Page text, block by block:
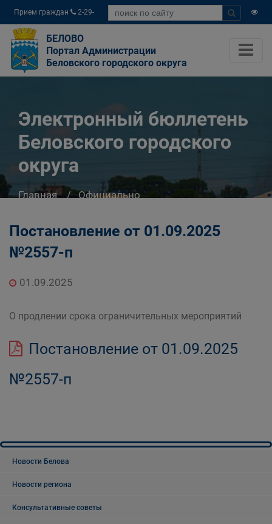
Прием граждан
2-29-
04
БЕЛОВО
Портал Администрации
Беловского городского округа
Электронный бюллетень
Беловского городского
округа
Главная
Официально
Постановление от 01.09.2025
№2557-п
01.09.2025
О продлении срока ограничительных мероприятий
Постановление от 01.09.2025
№2557-п
Новости Белова
Новости региона
Консультативные советы